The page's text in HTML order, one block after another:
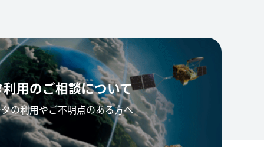
用のご相談について
の利用やご不明点のある方へ